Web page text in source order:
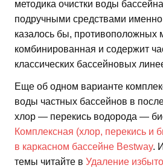
методика очистки воды
подручными средствами именно
казалось бы, противоположных
комбинированная и содержит
классических бассейновых
Еще об одном варианте
воды частных бассейнов в
хлор — перекись водорода —
Комплексная (хлор, перекись и
в каркасном бассейне Bestway.
темы читайте в Удаление